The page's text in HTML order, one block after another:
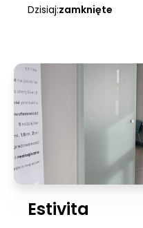
Dzisiaj:zamknięte
Estivita